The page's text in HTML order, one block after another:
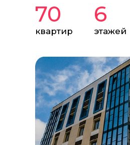
70
квартир
6
этажей